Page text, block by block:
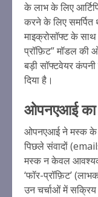
के लाभ के लिए
करने के लिए समर्पित
माइक्रोसॉफ्ट के
प्रॉफ़िट” मॉडल
बड़ी सॉफ्टवेयर
दिया है।
ओपनएआई का
ओपनएआई ने मस्क के
पिछले संवादों
मस्क न केवल आवश्यक
‘फॉर-प्रॉफ़िट’
उन चर्चाओं में सक्रिय